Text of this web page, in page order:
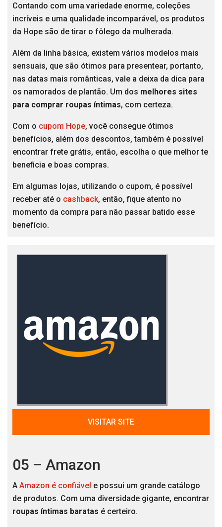
Contando com uma variedade enorme, coleções
incríveis e uma qualidade incomparável, os produtos
da Hope são de tirar o fôlego da mulherada.
Além da linha básica, existem vários modelos mais
sensuais, que são ótimos para presentear, portanto,
nas datas mais românticas, vale a deixa da dica para
os namorados de plantão. Um dos melhores sites
para comprar roupas íntimas, com certeza.
Com o cupom Hope, você consegue ótimos
benefícios, além dos descontos, também é possível
encontrar frete grátis, então, escolha o que melhor te
beneficia e boas compras.
Em algumas lojas, utilizando o cupom, é possível
receber até o cashback, então, fique atento no
momento da compra para não passar batido esse
benefício.
VISITAR SITE
05 – Amazon
A Amazon é confiável e possui um grande catálogo
de produtos. Com uma diversidade gigante, encontrar
roupas íntimas baratas é certeiro.